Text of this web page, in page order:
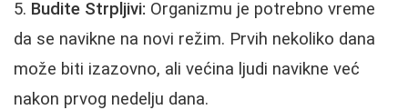
Budite Strpljivi: Organizmu je potrebno vreme
da se navikne na novi režim. Prvih nekoliko dana
može biti izazovno, ali većina ljudi navikne već
nakon prvog nedelju dana.